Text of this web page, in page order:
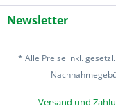
Newsletter
* Alle Preise inkl.
Versand und